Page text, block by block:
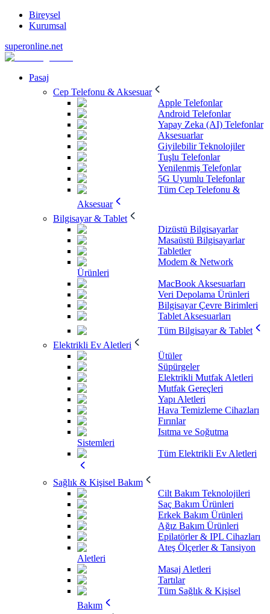
Bireysel
Kurumsal
superonline.net
Pasaj
Cep Telefonu & Aksesuar
Apple Telefonlar
Android Telefonlar
Yapay Zeka (AI) Telefonlar
Aksesuarlar
Giyilebilir Teknolojiler
Tuşlu Telefonlar
Yenilenmiş Telefonlar
5G Uyumlu Telefonlar
Tüm Cep Telefonu &
Aksesuar
Bilgisayar & Tablet
Dizüstü Bilgisayarlar
Masaüstü Bilgisayarlar
Tabletler
Modem & Network
Ürünleri
MacBook Aksesuarları
Veri Depolama Ürünleri
Bilgisayar Çevre Birimleri
Tablet Aksesuarları
Tüm Bilgisayar & Tablet
Elektrikli Ev Aletleri
Ütüler
Süpürgeler
Elektrikli Mutfak Aletleri
Mutfak Gereçleri
Yapı Aletleri
Hava Temizleme Cihazları
Fırınlar
Isıtma ve Soğutma
Sistemleri
Tüm Elektrikli Ev Aletleri
Sağlık & Kişisel Bakım
Cilt Bakım Teknolojileri
Saç Bakım Ürünleri
Erkek Bakım Ürünleri
Ağız Bakım Ürünleri
Epilatörler & IPL Cihazları
Ateş Ölçerler & Tansiyon
Aletleri
Masaj Aletleri
Tartılar
Tüm Sağlık & Kişisel
Bakım